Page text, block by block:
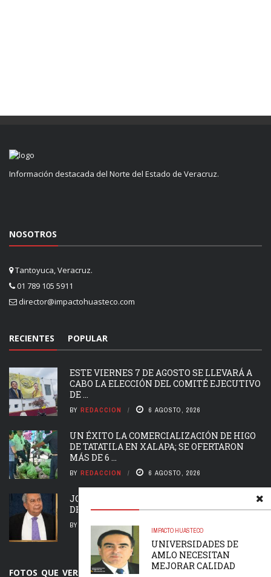
IMPACTO HUASTECO
UNIVERSIDADES DE
AMLO NECESITAN
MEJORAR CALIDAD
Información destacada del Norte del Estado de Veracruz.
NOSOTROS
Tantoyuca, Veracruz.
01 789 105 5911
director@impactohuasteco.com
RECIENTES POPULAR
ESTE VIERNES 7 DE AGOSTO SE LLEVARÁ A
CABO LA ELECCIÓN DEL COMITÉ EJECUTIVO
DE ...
BY REDACCION 6 AGOSTO, 2026
UN ÉXITO LA COMERCIALIZACIÓN DE HIGO
DE TATATILA EN XALAPA; SE OFERTARON
MÁS DE 6 ...
BY REDACCION 6 AGOSTO, 2026
JOSÉ URIEL ROSAS MARTÍNEZ UN LEGADO
DE 48 AÑOS EN EL CLUB DE PERIODISTAS.
BY REDACCION
FOTOS QUE VER